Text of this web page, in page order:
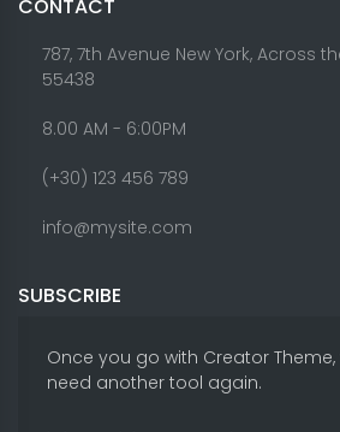
CONTACT
787, 7th Avenue New York, Across
55438
8.00 AM - 6:00PM
(+30) 123 456 789
info@mysite.com
SUBSCRIBE
Once you go with Creator
need another tool again.